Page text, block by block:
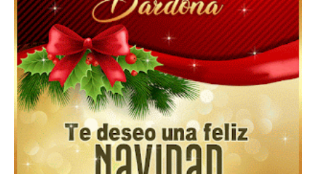
Feliz Navidad y próspero Año Nuevo Edmunda